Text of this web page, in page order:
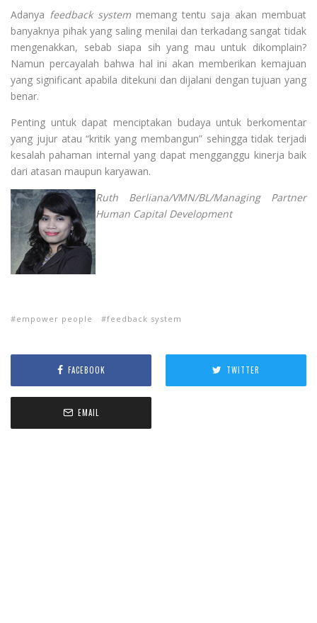
Adanya feedback system memang tentu saja akan membuat
banyaknya pihak yang saling menilai dan terkadang sangat tidak
mengenakkan, sebab siapa sih yang mau untuk dikomplain?
Namun percayalah bahwa hal ini akan memberikan kemajuan
yang significant apabila ditekuni dan dijalani dengan tujuan yang
benar.
Penting untuk dapat menciptakan budaya untuk berkomentar
yang jujur atau “kritik yang membangun” sehingga tidak terjadi
kesalah pahaman internal yang dapat mengganggu kinerja baik
dari atasan maupun karyawan.
Ruth Berliana/VMN/BL/Managing Partner
Human Capital Development
empower people feedback system
FACEBOOK TWITTER
EMAIL